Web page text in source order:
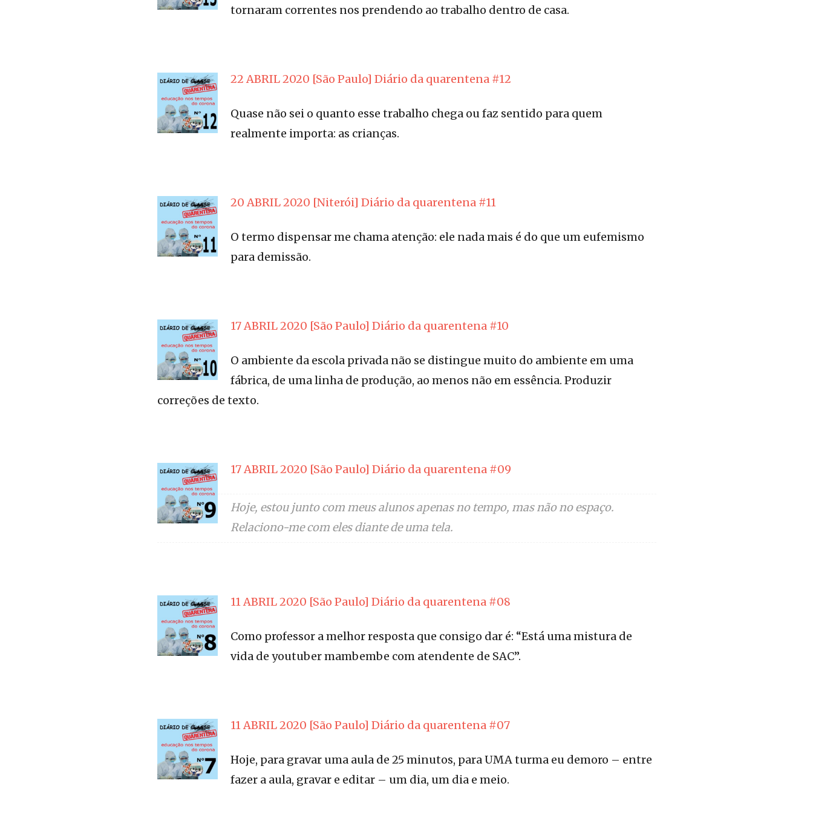
tornaram correntes nos prendendo ao trabalho dentro de casa.
22 ABRIL 2020 [São Paulo] Diário da quarentena #12
Quase não sei o quanto esse trabalho chega ou faz sentido para quem
realmente importa: as crianças.
20 ABRIL 2020 [Niterói] Diário da quarentena #11
O termo dispensar me chama atenção: ele nada mais é do que um eufemismo
para demissão.
17 ABRIL 2020 [São Paulo] Diário da quarentena #10
O ambiente da escola privada não se distingue muito do ambiente em uma
fábrica, de uma linha de produção, ao menos não em essência. Produzir
correções de texto.
17 ABRIL 2020 [São Paulo] Diário da quarentena #09
Hoje, estou junto com meus alunos apenas no tempo, mas não no espaço.
Relaciono-me com eles diante de uma tela.
11 ABRIL 2020 [São Paulo] Diário da quarentena #08
Como professor a melhor resposta que consigo dar é: “Está uma mistura de
vida de youtuber mambembe com atendente de SAC”.
11 ABRIL 2020 [São Paulo] Diário da quarentena #07
Hoje, para gravar uma aula de 25 minutos, para UMA turma eu demoro – entre
fazer a aula, gravar e editar – um dia, um dia e meio.